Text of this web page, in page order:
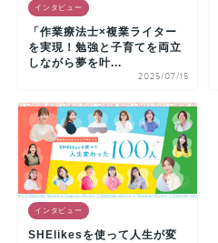
インタビュー
「作業療法士×複業ライター
を実現！勉強と子育てを両立
しながら夢を叶...
2025/07/15
インタビュー
SHElikesを使って人生が変